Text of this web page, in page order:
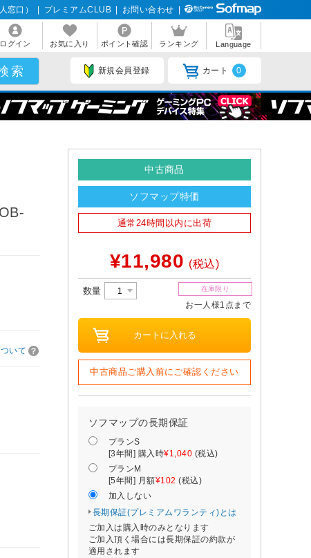
窓口） プレミアムCLUB お問い合わせ
ログイン お気に入り ポイント確認 ランキング Language
新規会員登録 カート 0
いて
中古商品
ソフマップ特価
通常24時間以内に出荷
¥11,980 (税込)
数量 在庫限り
お一人様1点まで
中古商品ご購入前にご確認ください
ソフマップの長期保証
プランS
[3年間] 購入時¥1,040 (税込)
プランM
[5年間] 月額¥102 (税込)
加入しない
長期保証(プレミアムワランティ)とは
ご加入は購入時のみとなります
ご加入頂く場合には長期保証の約款が
適用されます